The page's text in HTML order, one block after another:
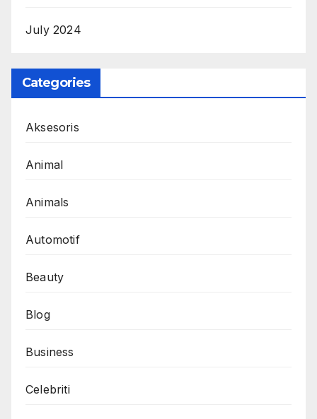
July 2024
Categories
Aksesoris
Animal
Animals
Automotif
Beauty
Blog
Business
Celebriti